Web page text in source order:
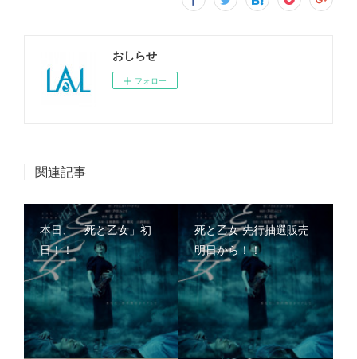
おしらせ
フォロー
関連記事
本日、「死と乙女」初
日！！
死と乙女 先行抽選販売
明日から！！